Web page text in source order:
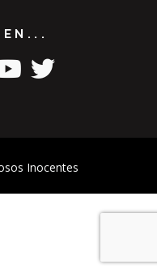
EN...
Inocentes